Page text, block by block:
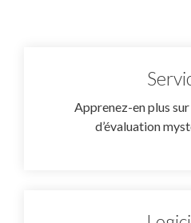
Apprenez-en plus
d’évaluation